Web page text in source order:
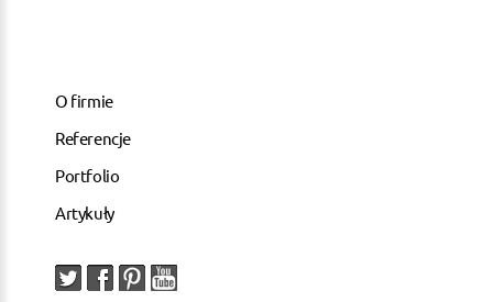
O firmie
Referencje
Portfolio
Artykuły